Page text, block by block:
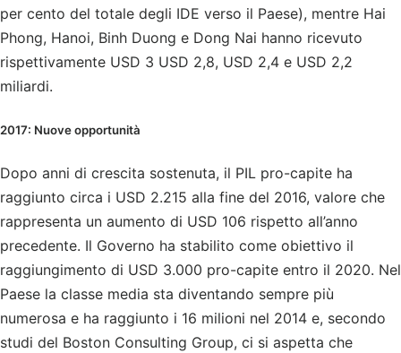
per cento del totale degli IDE verso il Paese), mentre Hai
Phong, Hanoi, Binh Duong e Dong Nai hanno ricevuto
rispettivamente USD 3 USD 2,8, USD 2,4 e USD 2,2
miliardi.
2017: Nuove opportunità
Dopo anni di crescita sostenuta, il PIL pro-capite ha
raggiunto circa i USD 2.215 alla fine del 2016, valore che
rappresenta un aumento di USD 106 rispetto all’anno
precedente. Il Governo ha stabilito come obiettivo il
raggiungimento di USD 3.000 pro-capite entro il 2020. Nel
Paese la classe media sta diventando sempre più
numerosa e ha raggiunto i 16 milioni nel 2014 e, secondo
studi del Boston Consulting Group, ci si aspetta che